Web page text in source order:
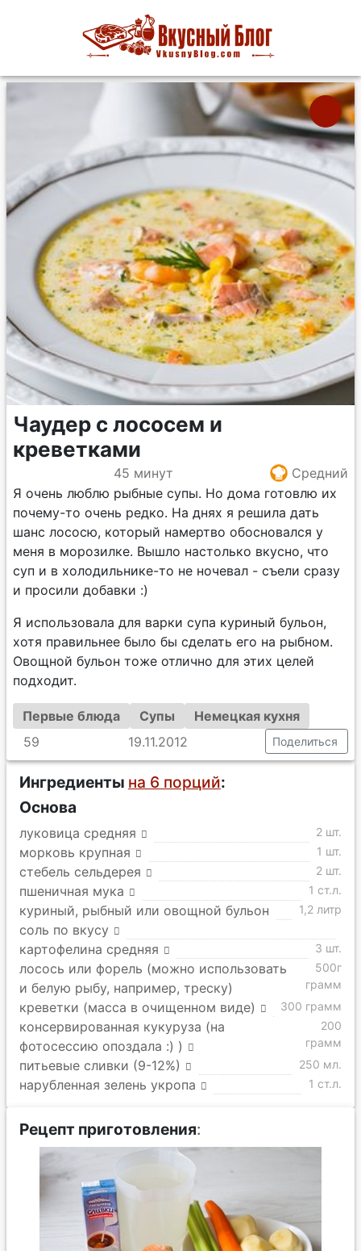
Чаудер с лососем и
креветками
45 минут
Средний
Я очень люблю рыбные супы. Но дома готовлю их
почему-то очень редко. На днях я решила дать
шанс лососю, который намертво обосновался у
меня в морозилке. Вышло настолько вкусно, что
суп и в холодильнике-то не ночевал - съели сразу
и просили добавки :)
Я использовала для варки супа куриный бульон,
хотя правильнее было бы сделать его на рыбном.
Овощной бульон тоже отлично для этих целей
подходит.
Первые блюда Супы
Немецкая кухня
59
19.11.2012 Поделиться
Ингредиенты на 6 порций:
Основа
луковица средняя 2 шт.
морковь крупная 1 шт.
стебель сельдерея 2 шт.
пшеничная мука 1 ст.л.
куриный, рыбный или овощной бульон 1,2 литр
соль по вкусу
картофелина средняя
3 шт.
лосось или форель (можно использовать
и белую рыбу, например, треску)
500г
грамм
креветки (масса в очищенном виде) 300 грамм
консервированная кукуруза (на
фотосессию опоздала :) )
200
грамм
питьевые сливки (9-12%) 250 мл.
нарубленная зелень укропа 1 ст.л.
Рецепт приготовления: